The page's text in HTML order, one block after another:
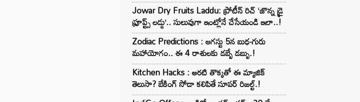
Jowar Dry Fruits Laddu: ప్రోటీన్ రిచ్ ‘జొన్న డ్రై
ఫ్రూప్ట్స్ లడ్డు’.. సులువుగా ఇంట్లోనే చేసేయండి ఇలా..!
Zodiac Predictions : ఆగస్టు 5న బుధ-గురు
మహాయోగం.. ఈ 4 రాశులకు డబ్బే డబ్బు.!
Kitchen Hacks : అరటి తొక్కతో ఈ మ్యాజిక్
తెలుసా? బేకింగ్ సోడా కలిపితే సూపర్ రిజల్ట్.!